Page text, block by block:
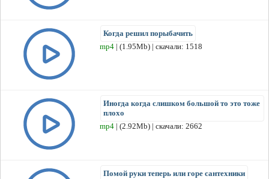
Когда решил порыбачить
mp4 | (1.95Mb) | скачали: 1518
Иногда когда слишком большой то это тоже
плохо
mp4 | (2.92Mb) | скачали: 2662
Помой руки теперь или горе сантехники